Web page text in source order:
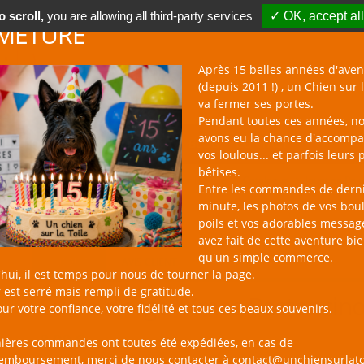
Après 15 belles années
(depuis 2011 !) , un Chien sur
va fermer ses portes.
Pendant toutes ces années,
avons eu la chance
vos loulous... et parfois leurs
bêtises.
Entre les commandes de
minute, les photos de vos
poils et vos adorables
avez fait de cette aventure
qu'un simple commerce.
il est temps pour nous de tourner la page.
est serré mais rempli de gratitude.
votre confiance, votre fidélité et tous ces beaux souvenirs.
commandes ont toutes été expédiées, en cas de
merci de nous contacter à
NAC NOUVEAUTÉS BLOG CONTACT
un Chien sur la Toile Jouet en
Sucre d’orge "Xmas
8,90 €
scroll,you are allowing all third-party services ✓ OK, accept all